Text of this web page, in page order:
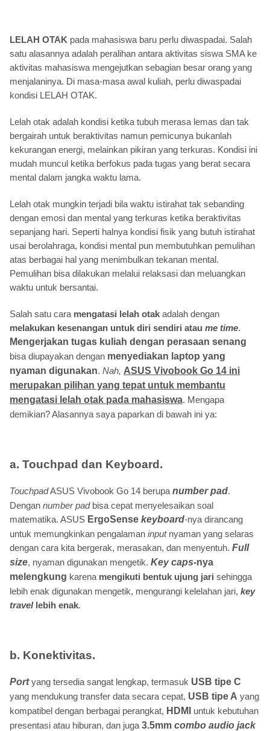
LELAH OTAK pada mahasiswa baru perlu diwaspadai. Salah
satu alasannya adalah peralihan antara aktivitas siswa SMA ke
aktivitas mahasiswa mengejutkan sebagian besar orang yang
menjalaninya. Di masa-masa awal kuliah, perlu diwaspadai
kondisi LELAH OTAK.
Lelah otak adalah kondisi ketika tubuh merasa lemas dan tak
bergairah untuk beraktivitas namun pemicunya bukanlah
kekurangan energi, melainkan pikiran yang terkuras. Kondisi ini
mudah muncul ketika berfokus pada tugas yang berat secara
mental dalam jangka waktu lama.
Lelah otak mungkin terjadi bila waktu istirahat tak sebanding
dengan emosi dan mental yang terkuras ketika beraktivitas
sepanjang hari. Seperti halnya kondisi fisik yang butuh istirahat
usai berolahraga, kondisi mental pun membutuhkan pemulihan
atas berbagai hal yang menimbulkan tekanan mental.
Pemulihan bisa dilakukan melalui relaksasi dan meluangkan
waktu untuk bersantai.
Salah satu cara mengatasi lelah otak adalah dengan
melakukan kesenangan untuk diri sendiri atau me time.
Mengerjakan tugas kuliah dengan perasaan senang
bisa diupayakan dengan menyediakan laptop yang
nyaman digunakan. Nah, ASUS Vivobook Go 14 ini
merupakan pilihan yang tepat untuk membantu
mengatasi lelah otak pada mahasiswa. Mengapa
demikian? Alasannya saya paparkan di bawah ini ya:
a. Touchpad dan Keyboard.
TouchpadASUS Vivobook Go 14 berupa number pad.
Dengan number padbisa cepat menyelesaikan soal
matematika. ASUS ErgoSense keyboard-nya dirancang
untuk memungkinkan pengalaman inputnyaman yang selaras
dengan cara kita bergerak, merasakan, dan menyentuh. Full
size, nyaman digunakan mengetik. Key caps-nya
melengkung karena mengikuti bentuk ujung jari sehingga
lebih enak digunakan mengetik, mengurangi kelelahan jari, key
travellebih enak.
b. Konektivitas.
Portyang tersedia sangat lengkap, termasuk USB tipe C
yang mendukung transfer data secara cepat, USB tipe A yang
kompatibel dengan berbagai perangkat, HDMI
untuk kebutuhan
presentasi atau hiburan, dan juga 3.5mm combo audio jack